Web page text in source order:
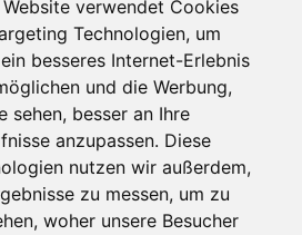
Website verwendet Cookies
Technologien, um
besseres Internet-Erlebnis
und die Werbung,
sehen, besser an Ihre
anzupassen. Diese
nutzen wir außerdem,
zu messen, um zu
woher unsere Besucher